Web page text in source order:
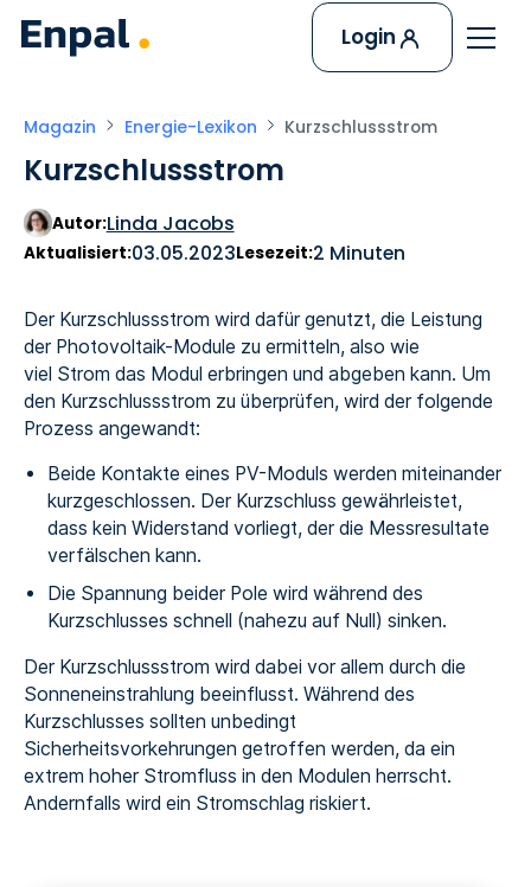
Login
Magazin Energie-Lexikon Kurzschlussstrom
Kurzschlussstrom
Autor:Linda Jacobs
Aktualisiert:03.05.2023Lesezeit:2 Minuten
Der Kurzschlussstrom wird dafür genutzt, die Leistung
der Photovoltaik-Module zu ermitteln, also wie
viel Strom das Modul erbringen und abgeben kann. Um
den Kurzschlussstrom zu überprüfen, wird der folgende
Prozess angewandt:
Beide Kontakte eines PV-Moduls werden miteinander
kurzgeschlossen. Der Kurzschluss gewährleistet,
dass kein Widerstand vorliegt, der die Messresultate
verfälschen kann.
Die Spannung beider Pole wird während des
Kurzschlusses schnell (nahezu auf Null) sinken.
Der Kurzschlussstrom wird dabei vor allem durch die
Sonneneinstrahlung beeinflusst. Während des
Kurzschlusses sollten unbedingt
Sicherheitsvorkehrungen getroffen werden, da ein
extrem hoher Stromfluss in den Modulen herrscht.
Andernfalls wird ein Stromschlag riskiert.